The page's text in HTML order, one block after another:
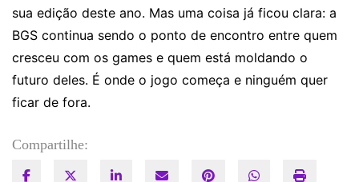
sua edição deste ano. Mas uma coisa já ficou clara: a
BGS continua sendo o ponto de encontro entre quem
cresceu com os games e quem está moldando o
futuro deles. É onde o jogo começa e ninguém quer
ficar de fora.
Compartilhe: